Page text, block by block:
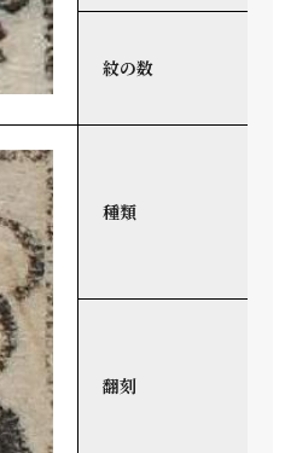
紋の数
種類
翻刻